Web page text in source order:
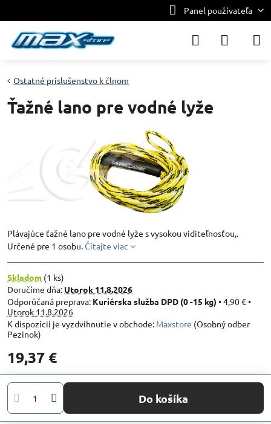
Panel používateľa
Ostatné príslušenstvo k člnom
Ťažné lano pre vodné lyže
Plávajúce ťažné lano pre vodné lyže s vysokou viditeľnosťou,.
Určené pre 1 osobu.Čítajte viac
Skladom (1 ks)
Doručíme dňa: Utorok 11.8.2026
Kuriérska služba DPD (0 -15 kg) •4,90 €•
Utorok 11.8.2026
Maxstore (Osobný odber
Pezinok)
19,37 €
Do košíka